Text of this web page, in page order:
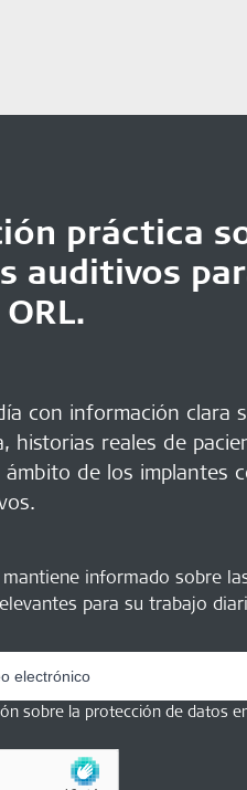
práctica
auditivos
con información clara
historias reales de
ámbito de los implantes
informado sobre
para su trabajo
sobre la protección de datos